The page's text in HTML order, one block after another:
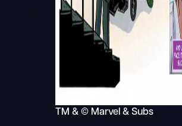
TM & © Marvel & Subs